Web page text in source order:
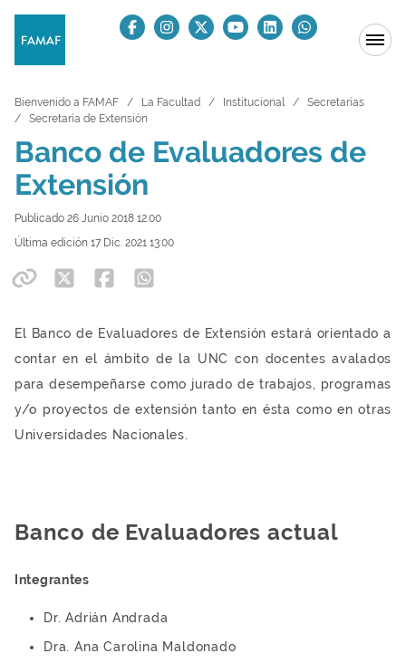
Bienvenido a FAMAF La Facultad Institucional
Secretarías
Secretaría de Extensión
Banco de Evaluadores de
Extensión
Publicado 26 Junio 2018 12:00
Última edición 17 Dic. 2021 13:00
El Banco de Evaluadores de Extensión estará orientado a
contar en el ámbito de la UNC con docentes avalados
para desempeñarse como jurado de trabajos, programas
y/o proyectos de extensión tanto en ésta como en otras
Universidades Nacionales.
Banco de Evaluadores actual
Integrantes
Dr. Adrián Andrada
Dra. Ana Carolina Maldonado